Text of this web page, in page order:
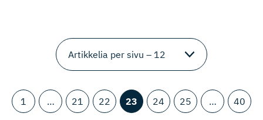
1 … 21 22 23 24 25 … 40